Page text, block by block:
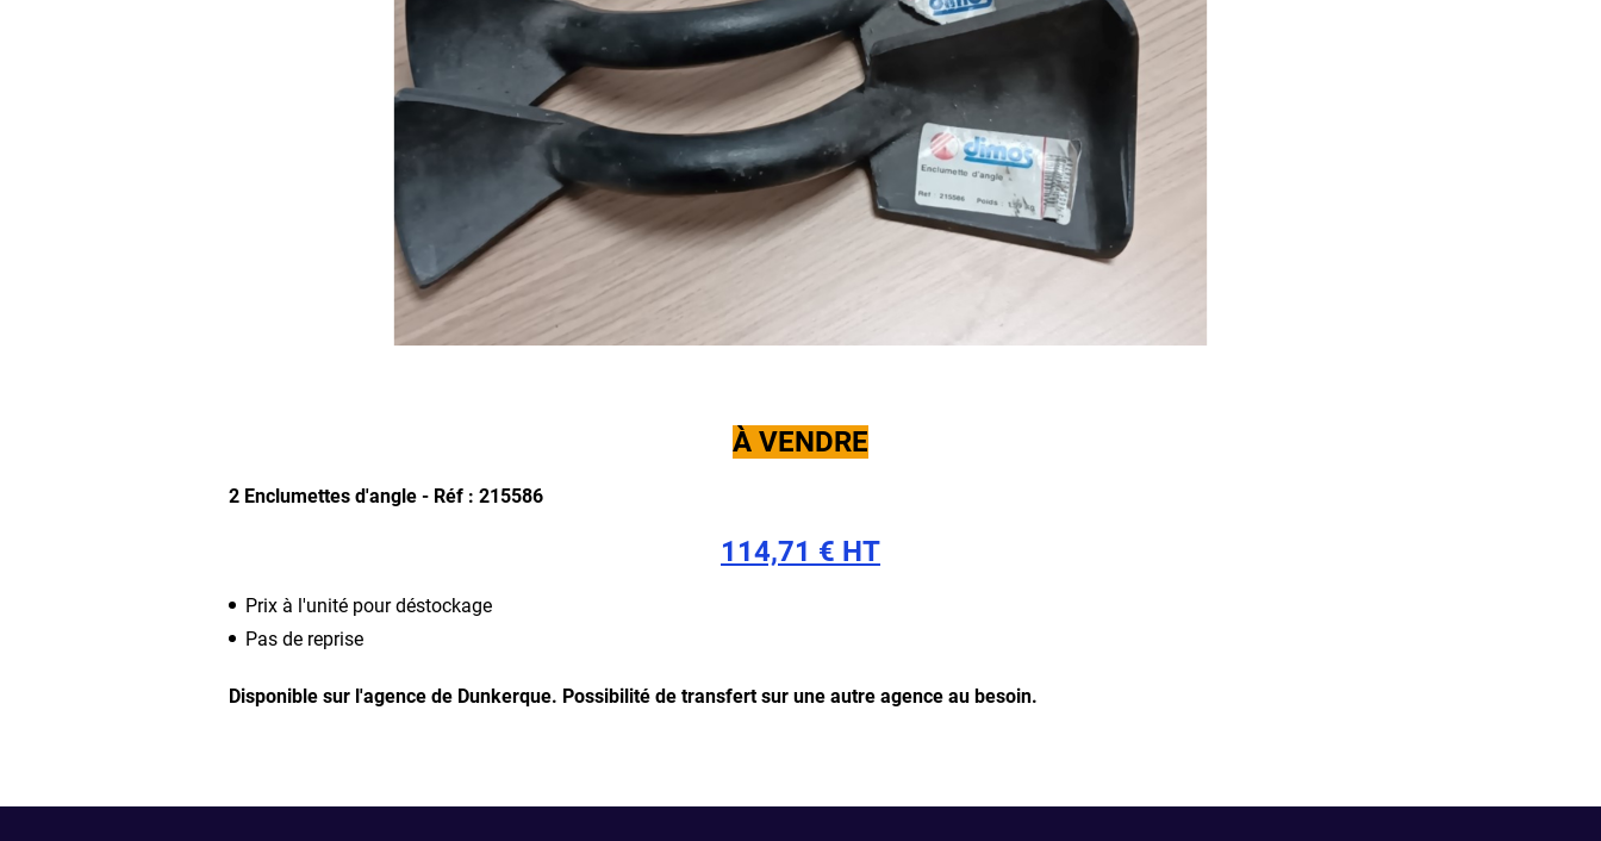
À VENDRE
2 Enclumettes d'angle - Réf : 215586
114,71 € HT
Prix à l'unité pour déstockage
Pas de reprise
Disponible sur l'agence de Dunkerque. Possibilité de transfert sur une autre agence au besoin.